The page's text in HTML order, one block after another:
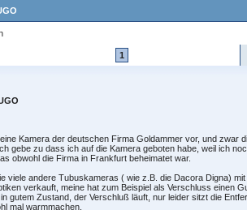
1
Kamera der deutschen Firma Goldammer vor, und zwar
gebe zu dass ich auf die Kamera geboten habe, weil ich
obwohl die Firma in Frankfurt beheimatet war.
viele andere Tubuskameras ( wie z.B. die Dacora Digna)
verkauft, meine hat zum Beispiel als Verschluss einen
gutem Zustand, der Verschluß läuft, nur leider sitzt die
mal warmmachen.